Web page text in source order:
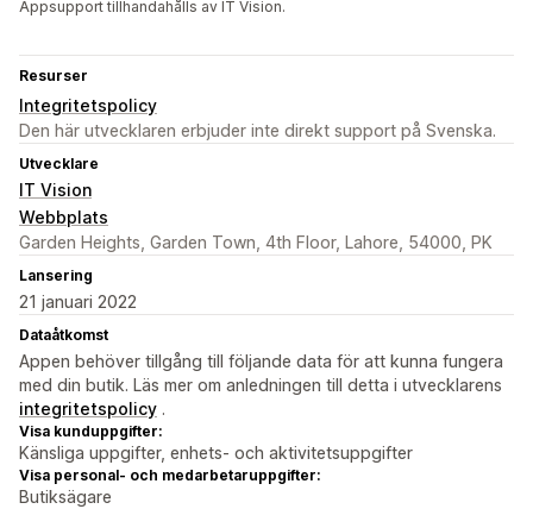
Appsupport tillhandahålls av IT Vision.
Resurser
Integritetspolicy
Den här utvecklaren erbjuder inte direkt support på Svenska.
Utvecklare
IT Vision
Webbplats
Garden Heights, Garden Town, 4th Floor, Lahore, 54000, PK
Lansering
21 januari 2022
Dataåtkomst
Appen behöver tillgång till följande data för att kunna fungera
med din butik. Läs mer om anledningen till detta i utvecklarens
integritetspolicy .
Visa kunduppgifter:
Känsliga uppgifter, enhets- och aktivitetsuppgifter
Visa personal- och medarbetaruppgifter:
Butiksägare